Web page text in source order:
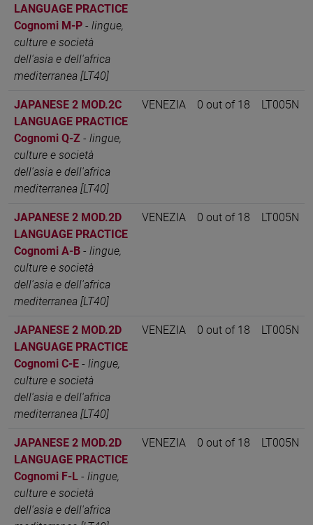
LANGUAGE PRACTICE
Cognomi M-P - lingue,
culture e società
dell'asia e dell'africa
mediterranea [LT40]
JAPANESE 2 MOD.2C
LANGUAGE PRACTICE
Cognomi Q-Z - lingue,
culture e società
dell'asia e dell'africa
mediterranea [LT40]
VENEZIA 0 out of 18 LT005N
JAPANESE 2 MOD.2D
LANGUAGE PRACTICE
Cognomi A-B - lingue,
culture e società
dell'asia e dell'africa
mediterranea [LT40]
VENEZIA 0 out of 18 LT005N
JAPANESE 2 MOD.2D
LANGUAGE PRACTICE
Cognomi C-E - lingue,
culture e società
dell'asia e dell'africa
mediterranea [LT40]
VENEZIA 0 out of 18 LT005N
JAPANESE 2 MOD.2D
LANGUAGE PRACTICE
Cognomi F-L - lingue,
culture e società
dell'asia e dell'africa
VENEZIA 0 out of 18 LT005N